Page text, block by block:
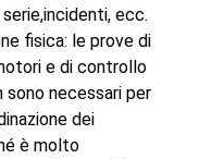
ecc.
fisica: le prove di
e di controllo
necessari per
dei
è molto